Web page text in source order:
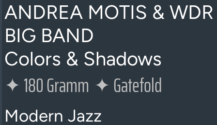
ANDREA MOTIS & WDR
BIG BAND
Colors & Shadows
✦180 Gramm ✦Gatefold
Modern Jazz